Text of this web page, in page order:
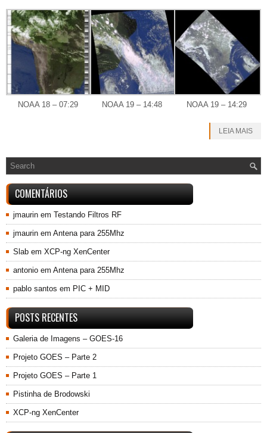
NOAA 18 – 07:29 NOAA 19 – 14:48 NOAA 19 – 14:29
LEIA MAIS
COMENTÁRIOS
jmaurin em Testando Filtros RF
jmaurin em Antena para 255Mhz
Slab em XCP-ng XenCenter
antonio em Antena para 255Mhz
pablo santos em PIC + MID
POSTS RECENTES
Galeria de Imagens – GOES-16
Projeto GOES – Parte 2
Projeto GOES – Parte 1
Pistinha de Brodowski
XCP-ng XenCenter